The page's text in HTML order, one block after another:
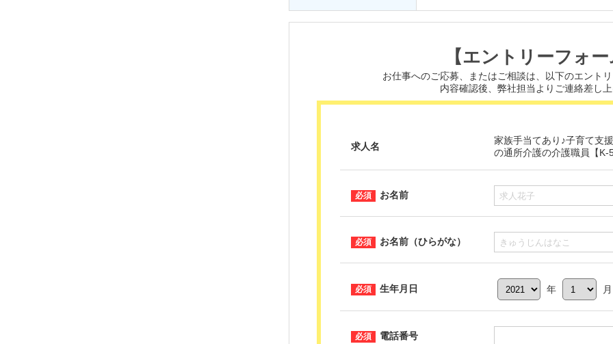
【エントリーフォ
お仕事へのご応募、またはご相談は、
以下のエント
内容確認後、弊社担当よりご連絡差し
求人名
家族手当てあり♪子育て支
の通所介護の介護職員【K-
お名前
お名前（ひらがな）
生年月日 年
電話番号